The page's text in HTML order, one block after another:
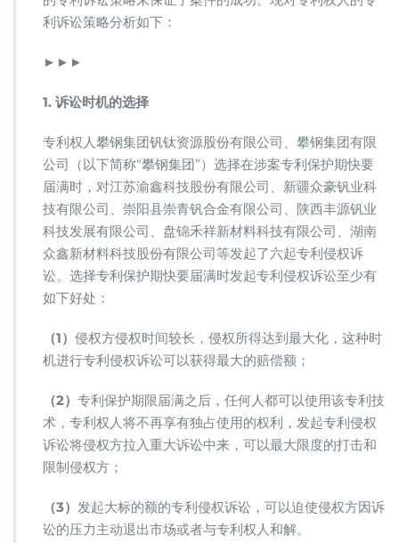
利诉讼策略分析如下：
►►►
1. 诉讼时机的选择
专利权人攀钢集团钒钛资源股份有限公司、攀钢集团有限
公司（以下简称“攀钢集团”）选择在涉案专利保护期快要
届满时，对江苏渝鑫科技股份有限公司、新疆众豪钒业科
技有限公司、崇阳县崇青钒合金有限公司、陕西丰源钒业
科技发展有限公司、盘锦禾祥新材料科技有限公司、湖南
众鑫新材料科技股份有限公司等发起了六起专利侵权诉
讼。选择专利保护期快要届满时发起专利侵权诉讼至少有
如下好处：
（1） 侵权方侵权时间较长，侵权所得达到最大化，这种时
机进行专利侵权诉讼可以获得最大的赔偿额；
（2） 专利保护期限届满之后，任何人都可以使用该专利技
术，专利权人将不再享有独占使用的权利，发起专利侵权
诉讼将侵权方拉入重大诉讼中来，可以最大限度的打击和
限制侵权方；
（3） 发起大标的额的专利侵权诉讼，可以迫使侵权方因诉
讼的压力主动退出市场或者与专利权人和解。